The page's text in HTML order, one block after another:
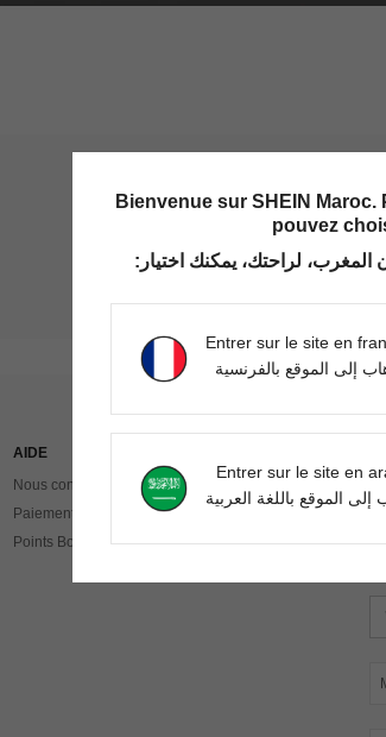
AIDE
Nous contacter
Paiement
Points Bonus
Bienvenue sur SHEIN
pouvez
لراحتك، يمكنك اختيار:
Entrer sur le site en
إلى الموقع بالفرنسية
Entrer sur le site en
إلى الموقع باللغة العربية